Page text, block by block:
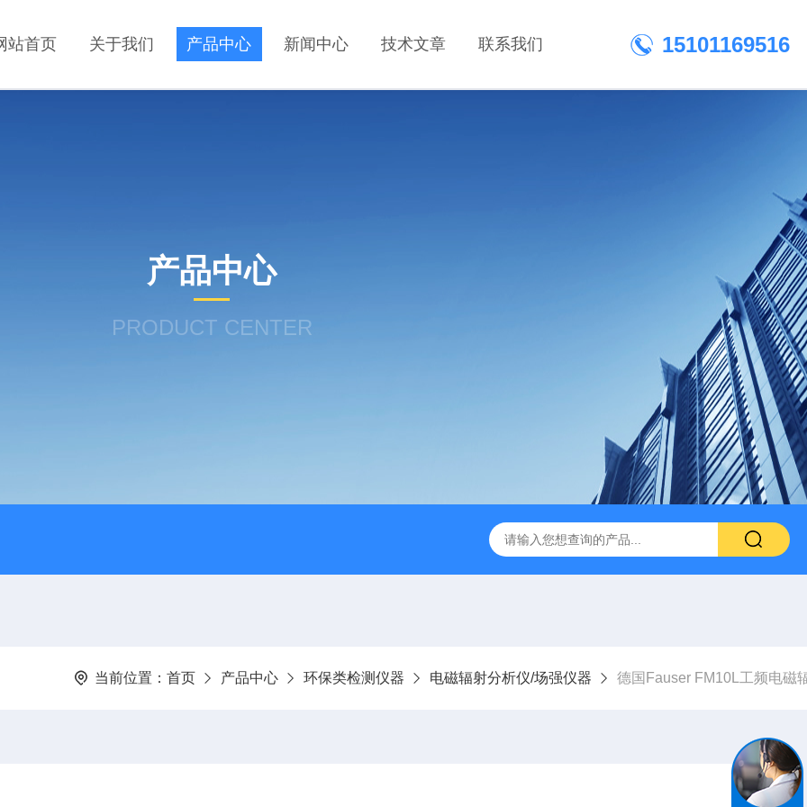
站首页 关于我们 产品中心 新闻中心 技术文章 联系我们 15101169516
产品中心
PRODUCT CENTER
当前位置： 首页 产品中心 环保类检测仪器 电磁辐射分析仪/场强仪器 德国Fauser FM10L工频电磁